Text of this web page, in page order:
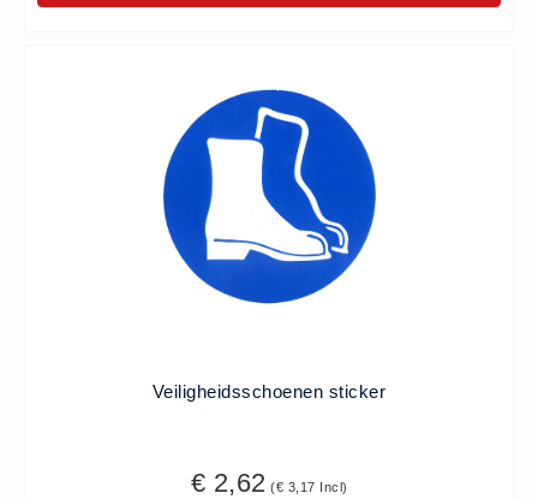
Veiligheidsschoenen sticker
€ 2,62 (€ 3,17 Incl)